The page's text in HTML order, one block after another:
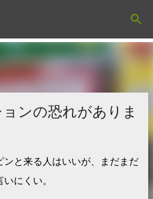
ンの恐れがありま
ンと来る人はいいが、まだまだ
にくい。